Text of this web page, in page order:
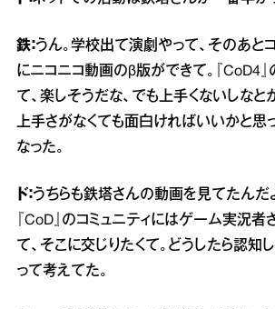
鉄：うん。学校出て演劇やって、そのあと
にニコニコ動画のβ版ができて。『CoD4
て、楽しそうだな、でも上手くないしなと
上手さがなくても面白ければいいかと思
なった。
ド：うちらも鉄塔さんの動画を見てたんだ
『CoD』のコミュニティにはゲーム実況者
て、そこに交じりたくて。どうしたら認知
って考えてた。